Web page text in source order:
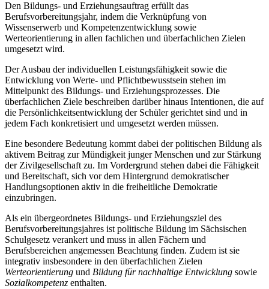
Den Bildungs- und Erziehungsauftrag erfüllt das
Berufsvorbereitungsjahr, indem die Verknüpfung von
Wissenserwerb und Kompetenzentwicklung sowie
Werteorientierung in allen fachlichen und überfachlichen Zielen
umgesetzt wird.
Der Ausbau der individuellen Leistungsfähigkeit sowie die
Entwicklung von Werte- und Pflichtbewusstsein stehen im
Mittelpunkt des Bildungs- und Erziehungsprozesses. Die
überfachlichen Ziele beschreiben darüber hinaus Intentionen, die auf
die Persönlichkeitsentwicklung der Schüler gerichtet sind und in
jedem Fach konkretisiert und umgesetzt werden müssen.
Eine besondere Bedeutung kommt dabei der politischen Bildung als
aktivem Beitrag zur Mündigkeit junger Menschen und zur Stärkung
der Zivilgesellschaft zu. Im Vordergrund stehen dabei die Fähigkeit
und Bereitschaft, sich vor dem Hintergrund demokratischer
Handlungsoptionen aktiv in die freiheitliche Demokratie
einzubringen.
Als ein übergeordnetes Bildungs- und Erziehungsziel des
Berufsvorbereitungsjahres ist politische Bildung im Sächsischen
Schulgesetz verankert und muss in allen Fächern und
Berufsbereichen angemessen Beachtung finden. Zudem ist sie
integrativ insbesondere in den überfachlichen Zielen
Werteorientierung und Bildung für nachhaltige Entwicklung sowie
Sozialkompetenz enthalten.